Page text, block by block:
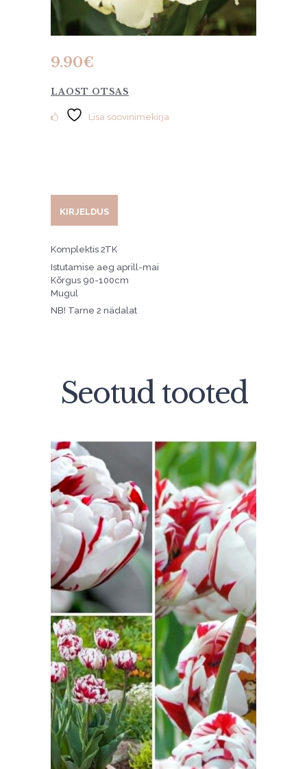
9.90€
LAOST OTSAS
Lisa soovinimekirja
KIRJELDUS
Komplektis 2TK
Istutamise aeg aprill-mai
Kõrgus 90-100cm
Mugul
NB! Tarne 2 nädalat
Seotud tooted